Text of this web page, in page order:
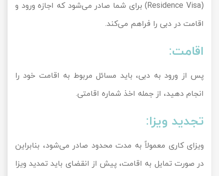
(Residence Visa) برای شما صادر می‌شود که اجازه ورود و
اقامت در دبی را فراهم می‌کند.
اقامت:
پس از ورود به دبی، باید مسائل مربوط به اقامت خود را
انجام دهید، از جمله اخذ شماره اقامتی.
تجدید ویزا:
ویزای کاری معمولاً به مدت محدود صادر می‌شود، بنابراین
در صورت تمایل به اقامت، پیش از انقضای باید تمدید ویزا